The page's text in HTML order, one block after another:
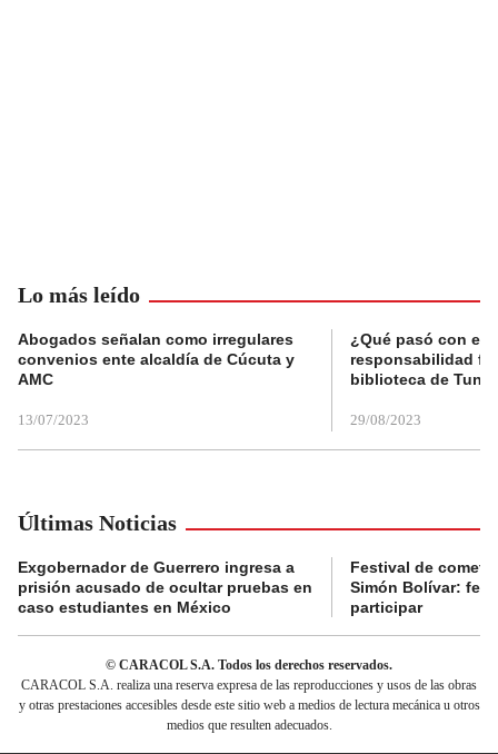
Lo más leído
Abogados señalan como irregulares
convenios ente alcaldía de Cúcuta y
AMC
13/07/2023
¿Qué pasó con el
responsabilidad
biblioteca de
29/08/2023
Últimas Noticias
Exgobernador de Guerrero ingresa a
prisión acusado de ocultar pruebas en
caso estudiantes en México
Festival de
Simón Bolívar:
participar
© CARACOL S.A. Todos los derechos reservados.
CARACOL S.A. realiza una reserva expresa de las reproducciones y usos de las obras
y otras prestaciones accesibles desde este sitio web a medios de lectura mecánica u otros
medios que resulten adecuados.